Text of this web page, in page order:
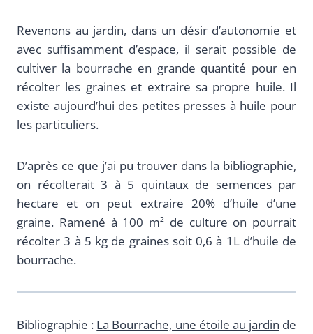
Revenons au jardin, dans un désir d’autonomie et
avec suffisamment d’espace, il serait possible de
cultiver la bourrache en grande quantité pour en
récolter les graines et extraire sa propre huile. Il
existe aujourd’hui des petites presses à huile pour
les particuliers.
D’après ce que j’ai pu trouver dans la bibliographie,
on récolterait 3 à 5 quintaux de semences par
hectare et on peut extraire 20% d’huile d’une
graine. Ramené à 100 m² de culture on pourrait
récolter 3 à 5 kg de graines soit 0,6 à 1L d’huile de
bourrache.
Bibliographie : La Bourrache, une étoile au jardin de